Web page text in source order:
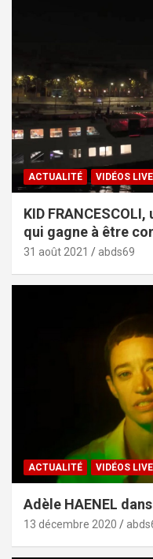
ACTUALITÉ VIDÉOS
KID
qui gagne à être
31 août 2021 abds69
ACTUALITÉ VIDÉOS
Adèle HAENEL
13 décembre 2020